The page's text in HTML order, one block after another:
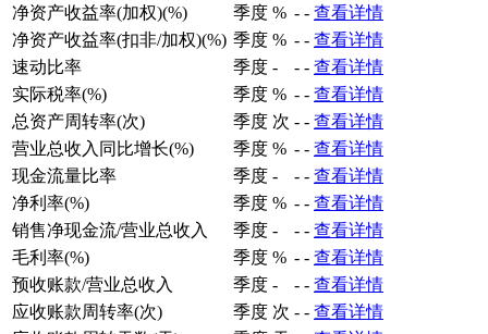
净资产收益率(加权)(%)
季度 % - - 查看详情
净资产收益率(扣非/加权)(%) 季度 % - - 查看详情
速动比率
季度 - - - 查看详情
实际税率(%)
季度 % - - 查看详情
总资产周转率(次)
季度 次 - - 查看详情
营业总收入同比增长(%)
季度 % - - 查看详情
现金流量比率
季度 - - - 查看详情
净利率(%)
季度 % - - 查看详情
销售净现金流/营业总收入
季度 - - - 查看详情
毛利率(%)
季度 % - - 查看详情
预收账款/营业总收入
季度 - - - 查看详情
应收账款周转率(次)
季度 次 - - 查看详情